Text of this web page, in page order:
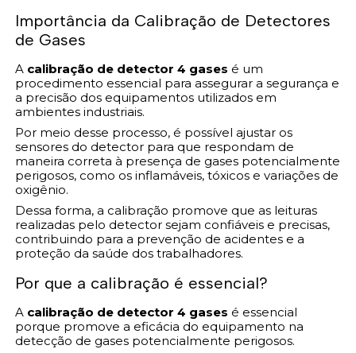
Importância da Calibração de Detectores
de Gases
A calibração de detector 4 gases é um
procedimento essencial para assegurar a segurança e
a precisão dos equipamentos utilizados em
ambientes industriais.
Por meio desse processo, é possível ajustar os
sensores do detector para que respondam de
maneira correta à presença de gases potencialmente
perigosos, como os inflamáveis, tóxicos e variações de
oxigênio.
Dessa forma, a calibração promove que as leituras
realizadas pelo detector sejam confiáveis e precisas,
contribuindo para a prevenção de acidentes e a
proteção da saúde dos trabalhadores.
Por que a calibração é essencial?
A calibração de detector 4 gases é essencial
porque promove a eficácia do equipamento na
detecção de gases potencialmente perigosos.